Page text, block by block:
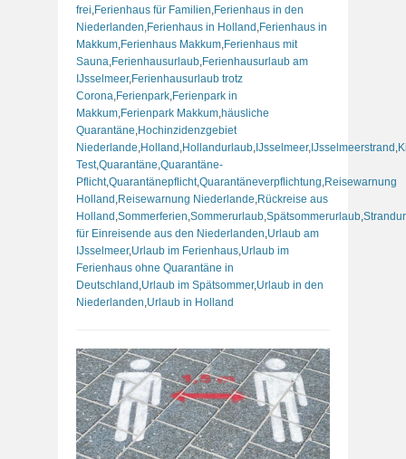
frei Ferienhaus für Familien Ferienhaus in den
Niederlanden Ferienhaus in Holland Ferienhaus in
Makkum Ferienhaus Makkum Ferienhaus mit
Sauna Ferienhausurlaub Ferienhausurlaub am
IJsselmeer, Ferienhausurlaub trotz
Corona Ferienpark Ferienpark in
Makkum Ferienpark Makkum häusliche
Quarantäne Hochinzidenzgebiet
Niederlande Holland Hollandurlaub IJsselmeer, IJsselmeerstrand
Test,Quarantäne Quarantäne-
Pflicht,Quarantänepflicht,Quarantäneverpflichtung Reisewarnung
Holland Reisewarnung Niederlande Rückreise aus
Holland Sommerferien Sommerurlaub Spätsommerurlaub
für Einreisende aus den Niederlanden Urlaub am
IJsselmeer, Urlaub im Ferienhaus Urlaub im
Ferienhaus ohne Quarantäne in
Deutschland Urlaub im Spätsommer, Urlaub in den
Niederlanden Urlaub in Holland